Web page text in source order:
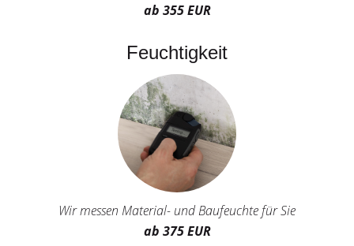
ab 355 EUR
Feuchtigkeit
Wir messen Material- und Baufeuchte für Sie
ab 375 EUR